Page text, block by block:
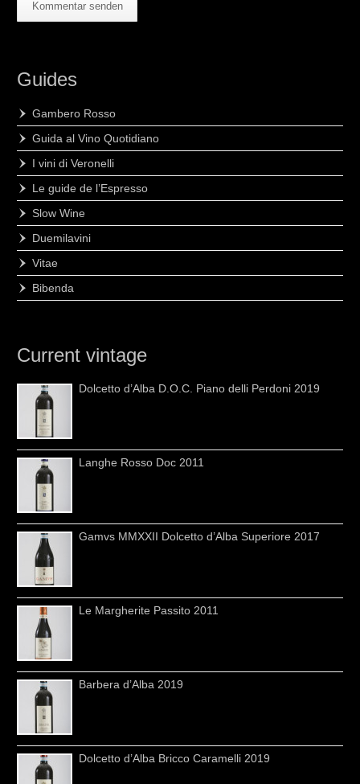
Guides
Gambero Rosso
Guida al Vino Quotidiano
I vini di Veronelli
Le guide de l’Espresso
Slow Wine
Duemilavini
Vitae
Bibenda
Current vintage
Dolcetto d’Alba D.O.C. Piano delli Perdoni 2019
Langhe Rosso Doc 2011
Gamvs MMXXII Dolcetto d’Alba Superiore 2017
Le Margherite Passito 2011
Barbera d’Alba 2019
Dolcetto d’Alba Bricco Caramelli 2019